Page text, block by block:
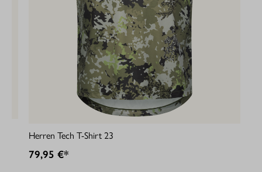
Herren Tech T-Shirt 23
79,95 €*